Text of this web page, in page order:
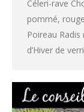
Céleri-rave
pommé,
Poireau Radis
d’Hiver de